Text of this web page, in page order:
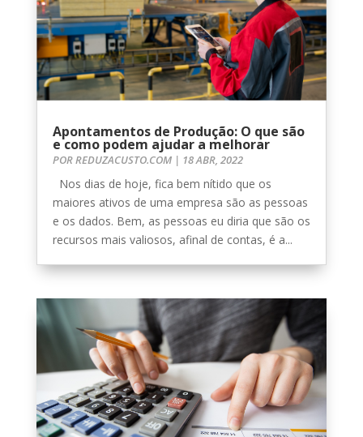
Apontamentos de Produção: O que são
e como podem ajudar a melhorar
PORREDUZACUSTO.COM| 18 ABR, 2022
Nos dias de hoje, fica bem nítido que os
maiores ativos de uma empresa são as pessoas
e os dados. Bem, as pessoas eu diria que são os
recursos mais valiosos, afinal de contas, é a...